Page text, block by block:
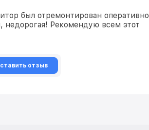
был отремонтирован оперативно
недорогая! Рекомендую всем этот
отзыв